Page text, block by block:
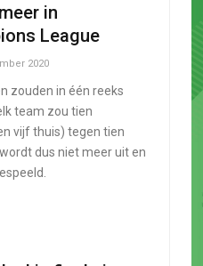
in
League
2020
zouden in één reeks
team zou tien
vijf thuis) tegen tien
dus niet meer uit en